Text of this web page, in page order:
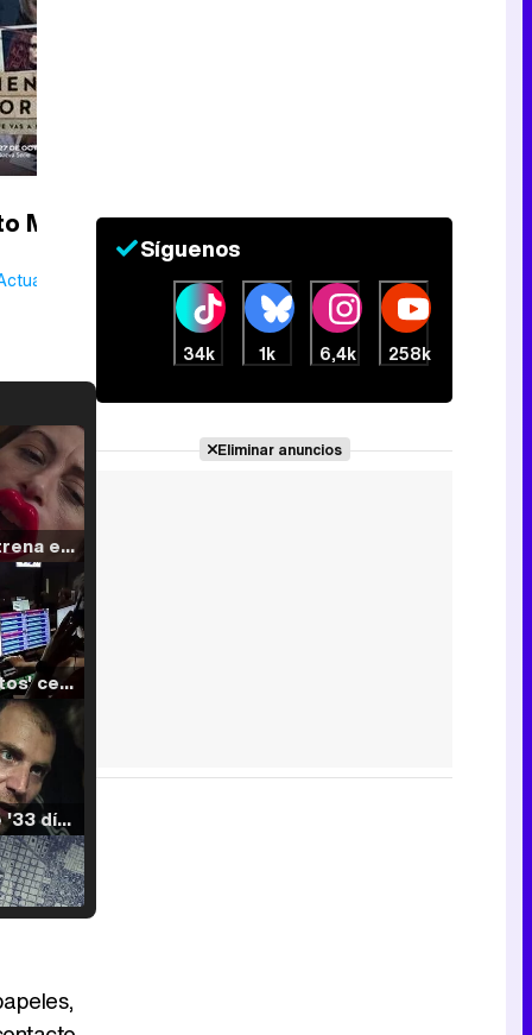
Mori
Filmin estrena el tráiler de 'Millennial Mal', su nueva comedia universitaria de la mano de Lorena Iglesias
'120 Minutos' celebra sus 2.000 programas en Telemadrid con un vídeo del día a día en la redacción
Tráiler de '33 días', la nueva serie de Atresplayer con Julián Villagrán y José Manuel Poga
Síguenos
34k 1k 6,4k 258k
Eliminar anuncios